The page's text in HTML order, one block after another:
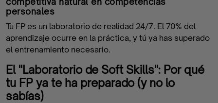
personales
Tu FP es un laboratorio de realidad 24/7. El 70% del
aprendizaje ocurre en la práctica, y tú ya has superado
el entrenamiento necesario.
El "Laboratorio de Soft Skills": Por qué
tu FP ya te ha preparado (y no lo
sabías)